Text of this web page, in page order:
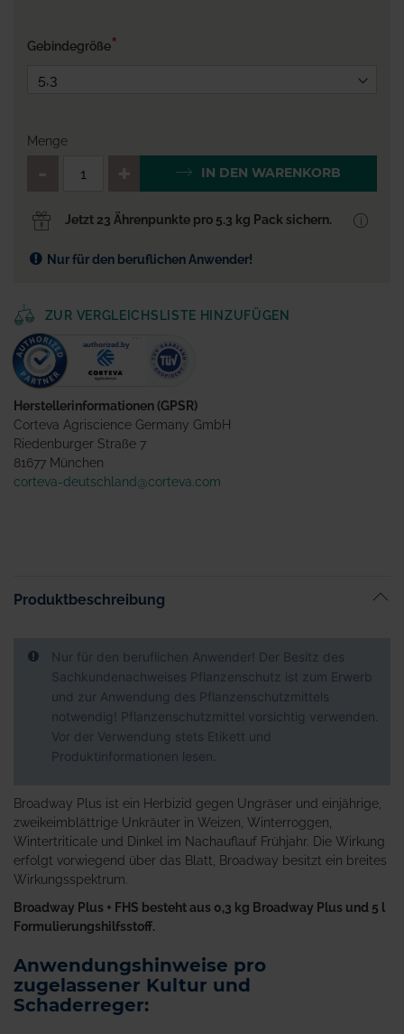
Gebindegröße
Menge
QTY_CONTROL_DECREASE
IN DEN WARENKORB
Jetzt 23 Ährenpunkte pro 5.3 kg Pack sichern.
Nur für den beruflichen Anwender!
ZUR VERGLEICHSLISTE HINZUFÜGEN
Herstellerinformationen (GPSR)
Corteva Agriscience Germany GmbH
Riedenburger Straße 7
81677 München
corteva-deutschland@corteva.com
Produktbeschreibung
Nur für den beruflichen Anwender! Der Besitz des
Sachkundenachweises Pflanzenschutz ist zum Erwerb
und zur Anwendung des Pflanzenschutzmittels
notwendig! Pflanzenschutzmittel vorsichtig verwenden.
Vor der Verwendung stets Etikett und
Produktinformationen lesen.
Broadway Plus ist ein Herbizid gegen Ungräser und einjährige,
zweikeimblättrige Unkräuter in Weizen, Winterroggen,
Wintertriticale und Dinkel im Nachauflauf Frühjahr. Die Wirkung
erfolgt vorwiegend über das Blatt, Broadway besitzt ein breites
Wirkungsspektrum.
Broadway Plus + FHS besteht aus 0,3 kg Broadway Plus und 5 l
Formulierungshilfsstoff.
Anwendungshinweise pro
zugelassener Kultur und
Schaderreger: